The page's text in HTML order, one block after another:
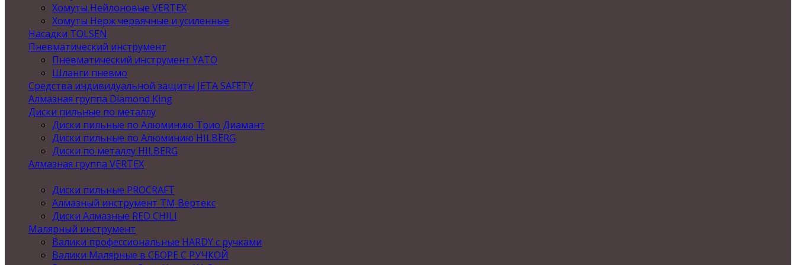
Хомуты Нейлоновые VERTEX
Хомуты Нерж червячные и усиленные
Насадки TOLSEN
Пневматический инструмент
Пневматический инструмент YATO
Шланги пневмо
Средства индивидуальной защиты JETA SAFETY
Алмазная группа Diamond King
Диски пильные по металлу
Диски пильные по Алюминию Трио Диамант
Диски пильные по Алюминию HILBERG
Диски по металлу HILBERG
Алмазная группа VERTEX
Диски пильные PROCRAFT
Алмазный инструмент ТМ Вертекс
Диски Алмазные RED CHILI
Малярный инструмент
Валики профессиональные HARDY с ручками
Валики Малярные в СБОРЕ С РУЧКОЙ